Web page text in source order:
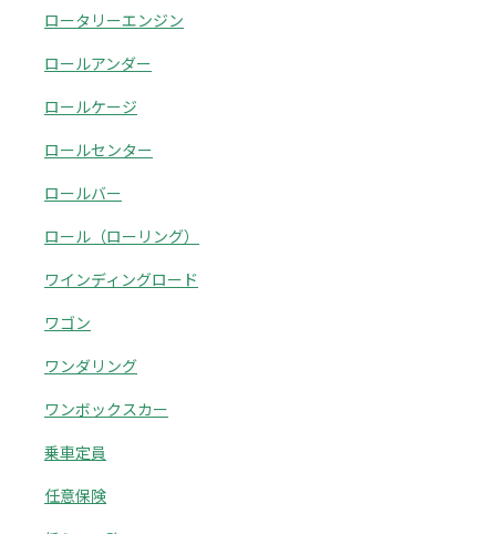
ロータリーエンジン
ロールアンダー
ロールケージ
ロールセンター
ロールバー
ロール（ローリング）
ワインディングロード
ワゴン
ワンダリング
ワンボックスカー
乗車定員
任意保険